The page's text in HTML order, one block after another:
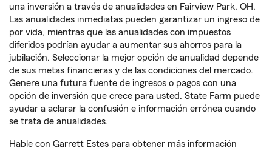
una inversión a través de anualidades en Fairview Park, OH.
Las anualidades inmediatas pueden garantizar un ingreso de
por vida, mientras que las anualidades con impuestos
diferidos podrían ayudar a aumentar sus ahorros para la
jubilación. Seleccionar la mejor opción de anualidad depende
de sus metas financieras y de las condiciones del mercado.
Genere una futura fuente de ingresos o pagos con una
opción de inversión que crece para usted. State Farm puede
ayudar a aclarar la confusión e información errónea cuando
se trata de anualidades.
Hable con Garrett Estes para obtener más información